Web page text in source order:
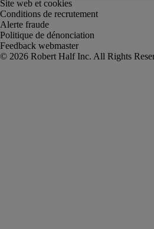
Site web et cookies
Conditions de recrutement
Alerte fraude
Politique de dénonciation
Feedback webmaster